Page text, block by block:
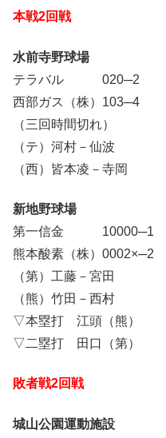
本戦2回戦
水前寺野球場
テラバル 020─2
西部ガス（株）103─4
（三回時間切れ）
（テ）河村－仙波
（西）皆本凌－寺岡
新地野球場
第一信金 10000─1
熊本酸素（株）0002×─2
（第）工藤－宮田
（熊）竹田－西村
▽本塁打 江頭（熊）
▽二塁打 田口（第）
敗者戦2回戦
城山公園運動施設